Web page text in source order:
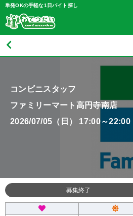
単発OKの手軽な1日バイト探し
コンビニスタッフ
ファミリーマート高円寺南店
2026/07/05（日） 17:00～22:00
募集終了